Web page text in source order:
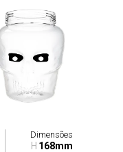
Dimensões
H 168mm